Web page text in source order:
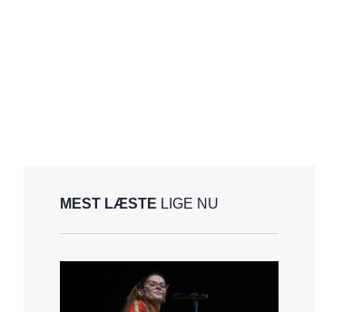
MEST LÆSTE LIGE NU